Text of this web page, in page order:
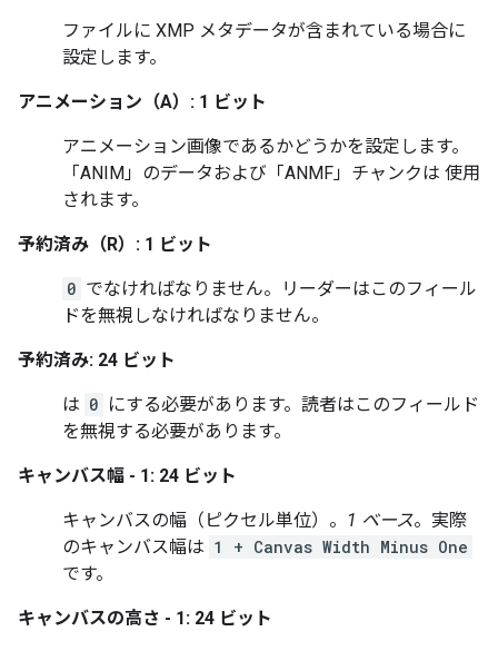
ファイルに XMP メタデータが含まれている場合に
設定します。
アニメーション（A）: 1 ビット
アニメーション画像であるかどうかを設定します。
「ANIM」のデータおよび「ANMF」チャンクは 使用
されます。
予約済み（R）: 1 ビット
0 でなければなりません。リーダーはこのフィール
ドを無視しなければなりません。
予約済み: 24 ビット
は 0 にする必要があります。読者はこのフィールド
を無視する必要があります。
キャンバス幅 - 1: 24 ビット
キャンバスの幅（ピクセル単位）。 1 ベース。実際
のキャンバス幅は 1 + Canvas Width Minus One
です。
キャンバスの高さ - 1: 24 ビット